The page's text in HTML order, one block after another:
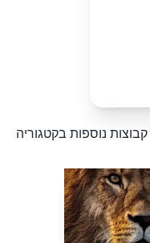
קבוצות נוספות בקטגוריה